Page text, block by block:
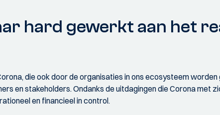
hard gewerkt aan het
die ook door de organisaties in ons ecosysteem
en stakeholders. Ondanks de uitdagingen die Corona met
en financieel in control.